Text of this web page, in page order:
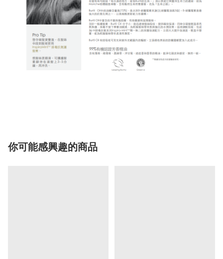
你可能感興趣的商品